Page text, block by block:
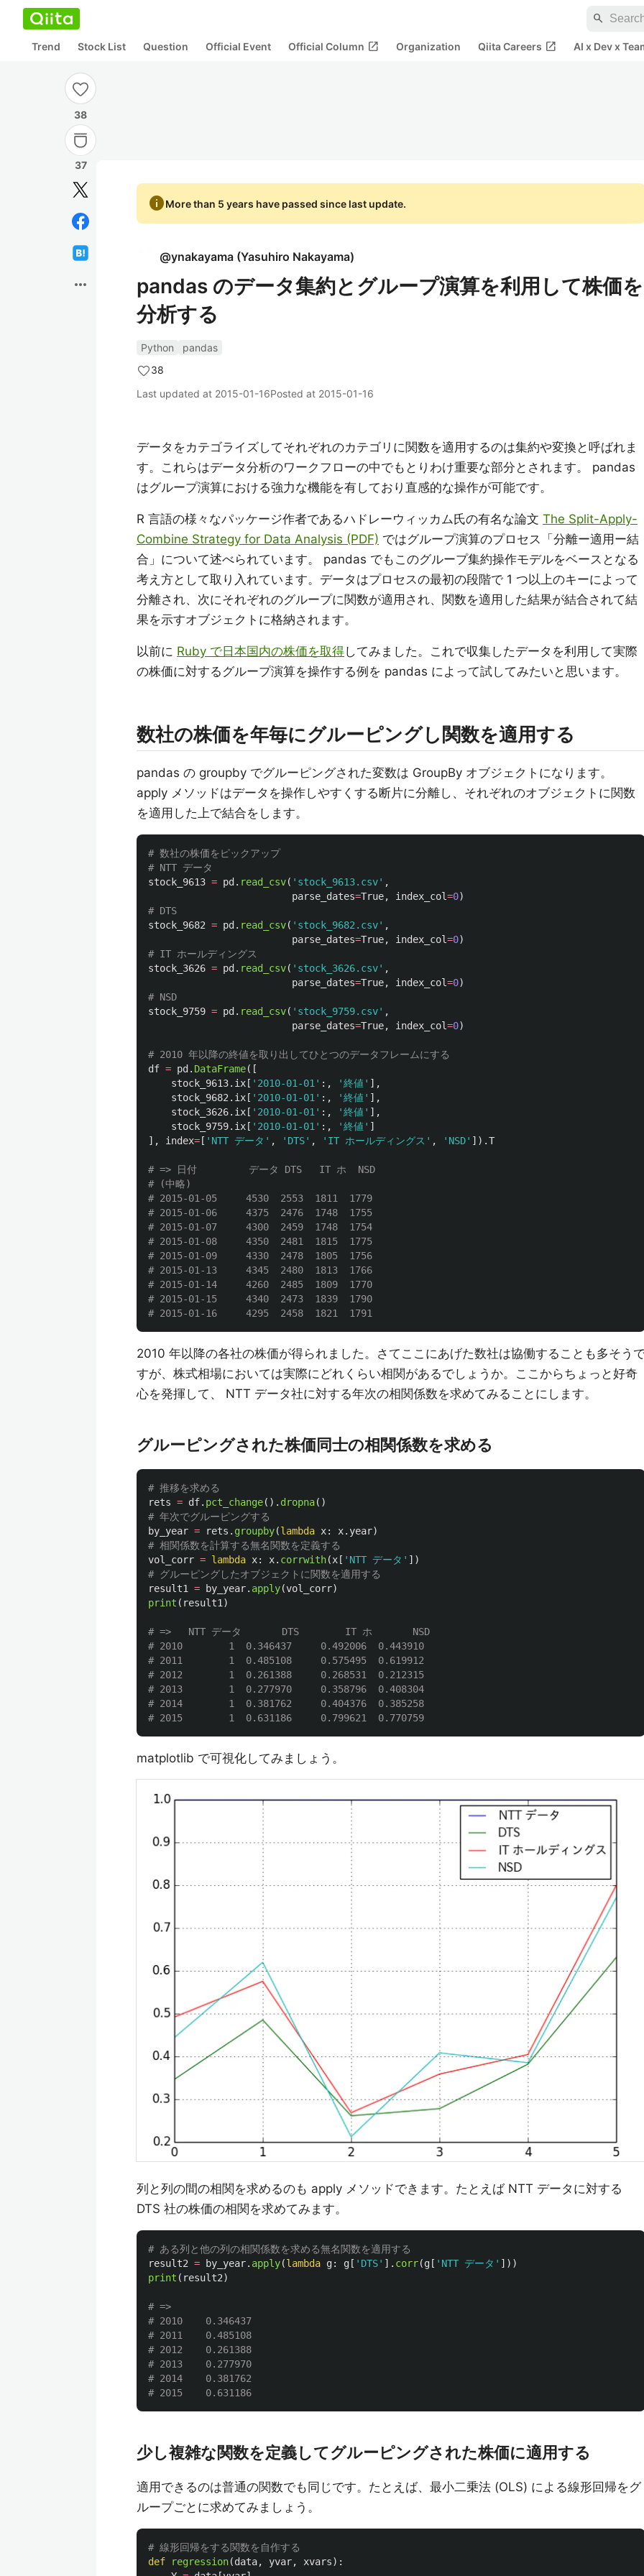
search
Trend Stock List Question Official Event Official Column open_in_new Organization Qiita Careers open_in_new AI x Dev x
38
37
more_horiz
infoMore than 5 years have passed since last update.
@ynakayama (Yasuhiro Nakayama)
pandas のデータ集約とグループ演算を利用して株価を
分析する
Python
pandas
38
Last updated at 2015-01-16Posted at 2015-01-16
データをカテゴライズしてそれぞれのカテゴリに関数を適用するのは集約や変換と呼ばれま
す。これらはデータ分析のワークフローの中でもとりわけ重要な部分とされます。 pandas
はグループ演算における強力な機能を有しており直感的な操作が可能です。
R 言語の様々なパッケージ作者であるハドレーウィッカム氏の有名な論文 The Split-Apply-
Combine Strategy for Data Analysis (PDF) ではグループ演算のプロセス「分離ー適用ー結
合」について述べられています。 pandas でもこのグループ集約操作モデルをベースとなる
考え方として取り入れています。データはプロセスの最初の段階で 1 つ以上のキーによって
分離され、次にそれぞれのグループに関数が適用され、関数を適用した結果が結合されて結
果を示すオブジェクトに格納されます。
以前に Ruby で日本国内の株価を取得してみました。これで収集したデータを利用して実際
の株価に対するグループ演算を操作する例を pandas によって試してみたいと思います。
数社の株価を年毎にグルーピングし関数を適用する
pandas の groupby でグルーピングされた変数は GroupBy オブジェクトになります。
apply メソッドはデータを操作しやすくする断片に分離し、それぞれのオブジェクトに関数
を適用した上で結合をします。
# 数社の株価をピックアップ
stock_9613 = pd . read_csv( ' stock_9613.csv' ,
parse_dates=True, index_col=0)
stock_9682 = pd . read_csv( ' stock_9682.csv' ,
parse_dates=True, index_col=0)
stock_3626 = pd . read_csv( ' stock_3626.csv' ,
parse_dates=True, index_col=0)
stock_9759 = pd . read_csv( ' stock_9759.csv' ,
parse_dates=True, index_col=0)
df = pd . DataFrame([
stock_9613. ix [ ' 2010-01-01 ' :, '終値 ' ],
stock_9682 . ix [ ' 2010-01-01 ' :, '終値 ' ],
stock_3626. ix [ ' 2010-01-01 ' :, '終値 ' ],
stock_9759. ix [ ' 2010-01-01 ' :, '終値 ' ]
],
index= [ ' NTT データ ' , ' DTS' , ' IT ホールディングス ' , ' NSD' ]).T
# => 日付         データ DTS   IT ホ  NSD
# (中略)
# 2015-01-05     4530  2553  1811  1779
# 2015-01-06     4375  2476  1748  1755
# 2015-01-07     4300  2459  1748  1754
# 2015-01-08     4350  2481  1815  1775
# 2015-01-09     4330  2478  1805  1756
# 2015-01-13     4345  2480  1813  1766
# 2015-01-14     4260  2485  1809  1770
# 2015-01-15     4340  2473  1839  1790
2010 年以降の各社の株価が得られました。さてここにあげた数社は協働することも多そう
すが、株式相場においては実際にどれくらい相関があるでしょうか。ここからちょっと好奇
心を発揮して、 NTT データ社に対する年次の相関係数を求めてみることにします。
グルーピングされた株価同士の相関係数を求める
rets = df. pct_change(). dropna()
by_year = rets . groupby(lambda x: x. year)
vol_corr = lambda x: x. corrwith(x [ ' NTT データ ' ])
result1
= by_year. apply(vol_corr)
print ( result1 )
# =>   NTT データ       DTS        IT ホ       NSD
# 2010        1  0.346437     0.492006  0.443910
# 2011        1  0.485108     0.575495  0.619912
# 2012        1  0.261388     0.268531  0.212315
# 2013        1  0.277970     0.358796  0.408304
# 2014        1  0.381762     0.404376  0.385258
matplotlib で可視化してみましょう。
列と列の間の相関を求めるのも apply メソッドできます。たとえば NTT データに対する
DTS 社の株価の相関を求めてみます。
result2 = by_year. apply(lambda g: g[ ' DTS' ]. corr(g[ ' NTT データ ' ]))
print ( result2)
# =>
# 2010    0.346437
# 2011    0.485108
# 2012    0.261388
# 2013    0.277970
# 2014    0.381762
少し複雑な関数を定義してグルーピングされた株価に適用する
適用できるのは普通の関数でも同じです。たとえば、最小二乗法 (OLS) による線形回帰をグ
ループごとに求めてみましょう。
def
regression(data, yvar, xvars):